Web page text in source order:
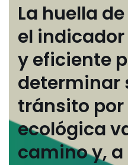
La huella
el
y eficiente
determinar
tránsito
ecológica
camino y, a